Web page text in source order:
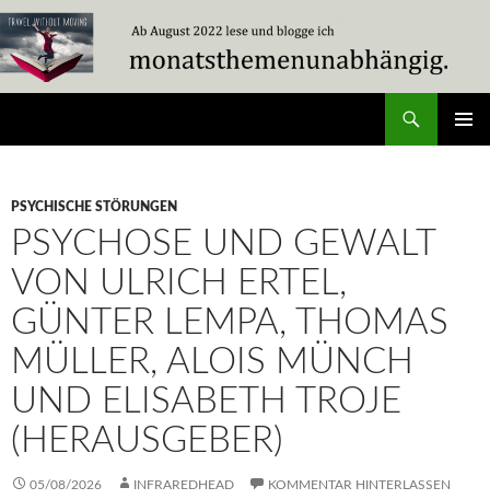
Zum
Inhalt
springen
PSYCHISCHE STÖRUNGEN
PSYCHOSE UND GEWALT
VON ULRICH ERTEL,
GÜNTER LEMPA, THOMAS
MÜLLER, ALOIS MÜNCH
UND ELISABETH TROJE
(HERAUSGEBER)
05/08/2026 INFRAREDHEAD KOMMENTAR HINTERLASSEN